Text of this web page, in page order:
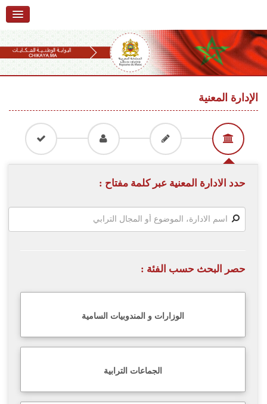
الرئيسية
حول البوابة
تقديم شكاية
تتبع شكاية
تقديم ملاحظة
إحصائيات
اللغة
Français
navigation
content
الإدارة المعنية
حدد الادارة المعنية عبر كلمة مفتاح :
حصر البحث حسب الفئة :
الوزارات و المندوبيات السامية
الجماعات الترابية